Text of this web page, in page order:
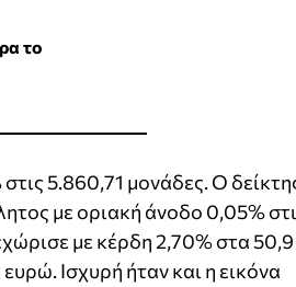
το
5.860,71 μονάδες. Ο
με οριακή άνοδο 0,05%
με κέρδη 2,70% στα 50,9
Ισχυρή ήταν και η εικόνα